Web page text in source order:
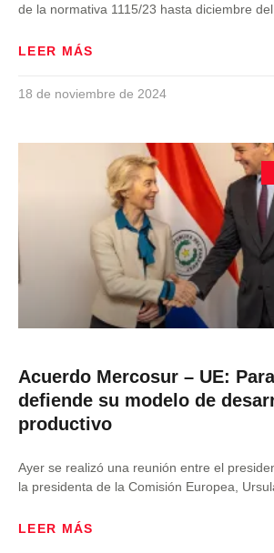
de la normativa 1115/23 hasta diciembre
LEER MÁS
18 de noviembre de 2024
Acuerdo Mercosur – UE:
defiende su modelo de
productivo
Ayer se realizó una reunión entre el
la presidenta de la Comisión Europea,
LEER MÁS